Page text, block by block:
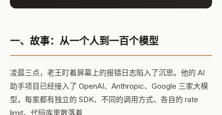
一、故事：从一个人到一百个模型
凌晨三点，老王盯着屏幕上的报错日志陷入了沉思。他的 AI
助手项目已经接入了 OpenAI、Anthropic、Google 三家大模
型，每家都有独立的 SDK、不同的调用方式、各自的 rate
limit。代码库里散落着